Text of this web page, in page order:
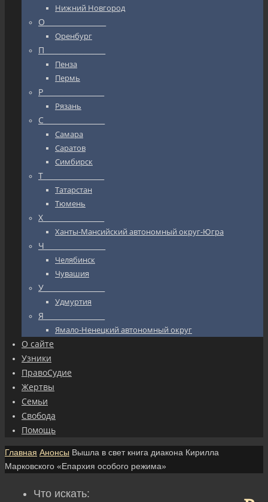
Нижний Новгород
О_________________
Оренбург
П_________________
Пенза
Пермь
Р_________________
Рязань
С_________________
Самара
Саратов
Симбирск
Т_________________
Татарстан
Тюмень
Х_________________
Ханты-Мансийский автономный округ-Югра
Ч_________________
Челябинск
Чувашия
У_________________
Удмуртия
Я_________________
Ямало-Ненецкий автономный округ
О сайте
Узники
ПравоСудие
Жертвы
Семьи
Свобода
Помощь
Главная Анонсы Вышла в свет книга диакона Кирилла
Марковского «Епархия особого режима»
Что искать: